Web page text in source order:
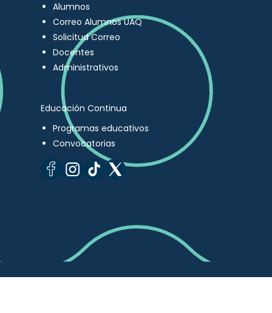
Alumnos
Correo Alumnos UAQ
Solicitud Correo
Docentes
Administrativos
Educación Continua
Programas educativos
Convocatorias